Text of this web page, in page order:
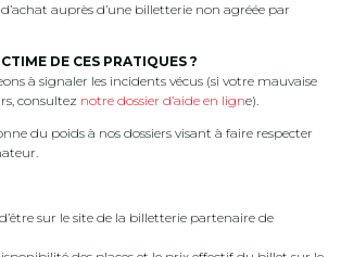
auprès d’une billetterie non agréée par
DE CES PRATIQUES ?
à signaler les incidents vécus (si votre mauvaise
consultez notre dossier d’aide en ligne).
du poids à nos dossiers visant à faire respecter
sur le site de la billetterie partenaire de